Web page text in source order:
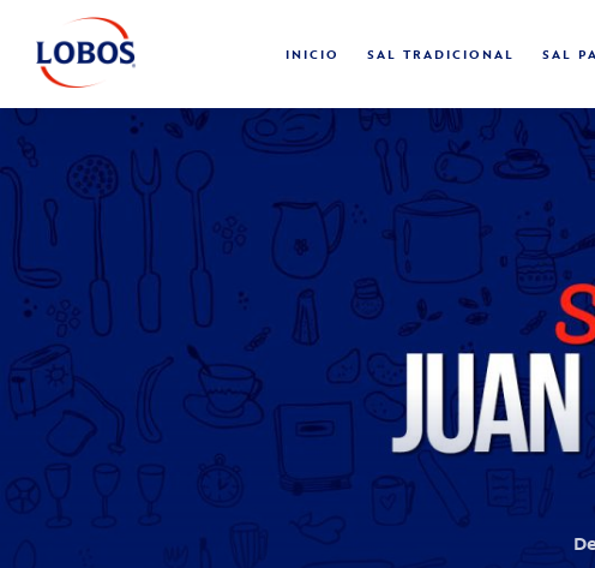
INICIO SAL TRADICIONAL SAL